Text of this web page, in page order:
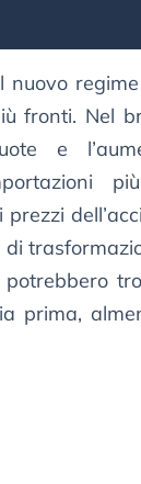
nuovo
fronti. Nel
e
potrebbero
prima,